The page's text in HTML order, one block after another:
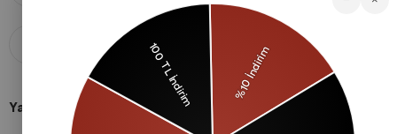
Koşulsuz İade
Aldığınız ürünü 14 gün içerisinde
iade edebilirsiniz.
Taksitli Alışveriş
Taksit imkanları ile herkese uygun
ödeme yöntemleri.
Yardıma mı ihtiyacın var?